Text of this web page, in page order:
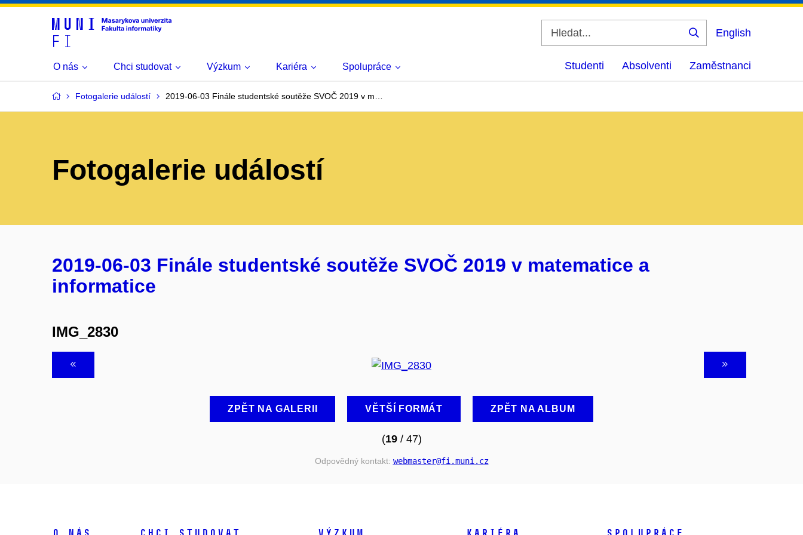
Vyhledat
English
O nás Chci studovat Výzkum Kariéra Spolupráce Studenti Absolventi Zaměstnanci
Fotogalerie událostí 2019-06-03 Finále studentské soutěže SVOČ 2019 v m…
Fotogalerie událostí
2019-06-03 Finále studentské soutěže SVOČ 2019 v matematice a
informatice
IMG_2830
ZPĚT NA GALERII VĚTŠÍ FORMÁT ZPĚT NA ALBUM
(19/ 47)
Odpovědný kontakt: webmaster@fi .muni .cz